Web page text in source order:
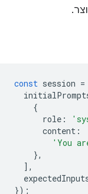
const session
role :
content